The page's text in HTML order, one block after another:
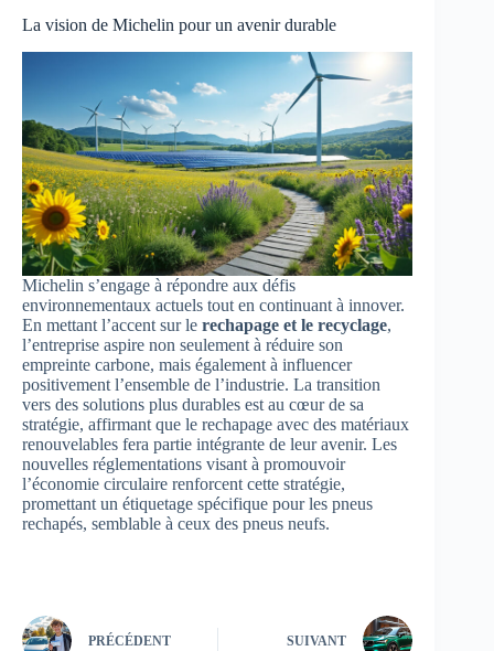
La vision de Michelin pour un avenir durable
Michelin s’engage à répondre aux défis
environnementaux actuels tout en continuant à innover.
En mettant l’accent sur le rechapage et le recyclage,
l’entreprise aspire non seulement à réduire son
empreinte carbone, mais également à influencer
positivement l’ensemble de l’industrie. La transition
vers des solutions plus durables est au cœur de sa
stratégie, affirmant que le rechapage avec des matériaux
renouvelables fera partie intégrante de leur avenir. Les
nouvelles réglementations visant à promouvoir
l’économie circulaire renforcent cette stratégie,
promettant un étiquetage spécifique pour les pneus
rechapés, semblable à ceux des pneus neufs.
PRÉCÉDENT SUIVANT